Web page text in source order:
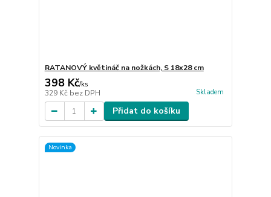
RATANOVÝ květináč na nožkách, S 18x28 cm
398 Kč/ks
329 Kč bez DPH Skladem
Přidat do košíku
Novinka